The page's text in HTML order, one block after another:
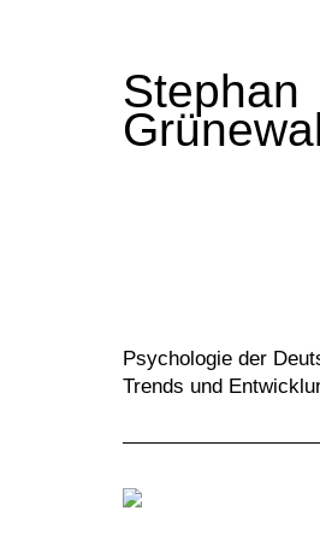
Stephan
Psychologie der
Trends und